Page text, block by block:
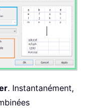
. Instantanément,